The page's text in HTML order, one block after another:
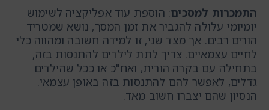
התמכרות למסכים: הוספת עוד אפליקציה לשימוש
יומיומי עלולה להגביר את זמן המסך, נושא שמטריד
הורים רבים. אך מצד שני, זו למידה חשובה ומהווה כלי
לחיים עצמאיים. צריך לתת לילדים להתנסות בזה,
בתחילה עם בקרה הורית, ואח"כ או ככל שהילדים
גדלים, לאפשר להם להתנסות בזה באופן עצמאי.
הנסיון שהם יצברו חשוב מאד.